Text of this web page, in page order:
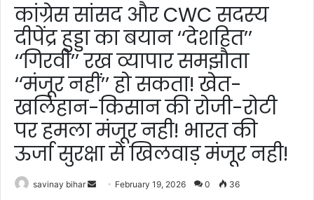
कांग्रेस सांसद और CWC सदस्य
दीपेंद्र हुड्डा का बयान ‘‘देशहित’’
‘‘गिरवी’’ रख व्यापार समझौता
‘‘मंजूर नहीं’’ हो सकता! खेत-
खलिहान-किसान की रोजी-रोटी
पर हमला मंजूर नही! भारत की
ऊर्जा सुरक्षा से खिलवाड़ मंजूर नही!
savinay bihar
SendFebruary 19, 2026 0 36